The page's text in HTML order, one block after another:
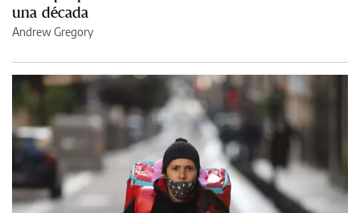
una década
Andrew Gregory